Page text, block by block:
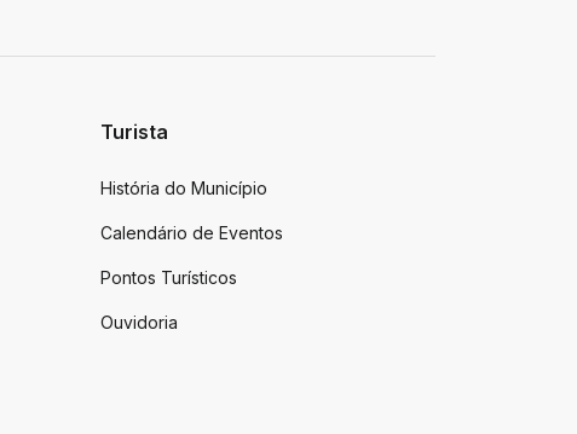
Turista
História do Município
Calendário de Eventos
Pontos Turísticos
Ouvidoria